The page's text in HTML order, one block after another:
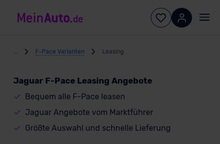
F-Pace Varianten Leasing
Jaguar F-Pace Leasing Angebote
Bequem alle F-Pace leasen
Jaguar Angebote vom Marktführer
Größte Auswahl und schnelle Lieferung